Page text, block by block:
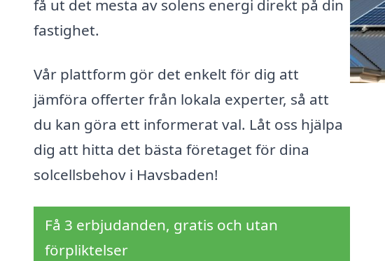
få ut det mesta av solens energi direkt på din
fastighet.
Vår plattform gör det enkelt för dig att
jämföra offerter från lokala experter, så att
du kan göra ett informerat val. Låt oss hjälpa
dig att hitta det bästa företaget för dina
solcellsbehov i Havsbaden!
Få 3 erbjudanden, gratis och utan
förpliktelser